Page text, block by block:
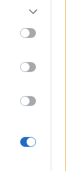
preferencias
en la
Google
including but
may click to
Google
esta
de
Javier
Javier